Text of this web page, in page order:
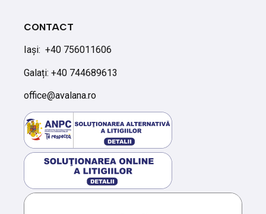
CONTACT
Iași: +40 756011606
Galați: +40 744689613
office@avalana.ro